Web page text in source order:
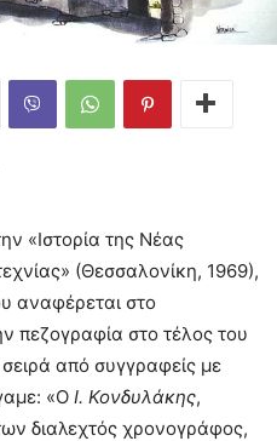
«Ιστορία της Νέας
(Θεσσαλονίκη, 1969),
αναφέρεται στο
πεζογραφία στο τέλος του
από συγγραφείς με
«Ο Ι. Κονδυλάκης,
διαλεχτός χρονογράφος,